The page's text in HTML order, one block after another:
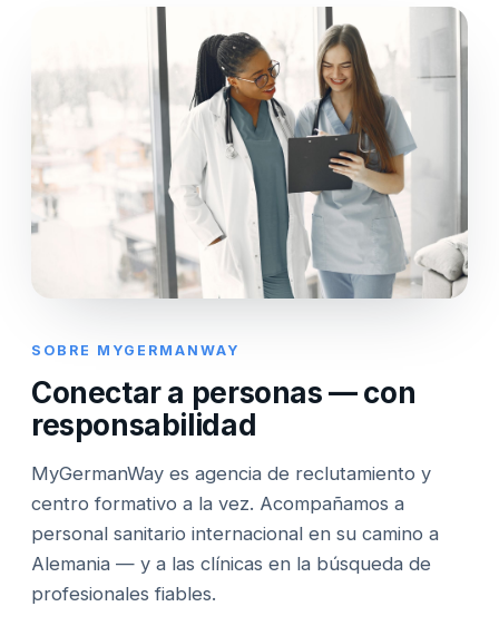
SOBRE MYGERMANWAY
Conectar a personas — con
responsabilidad
MyGermanWay es agencia de reclutamiento y
centro formativo a la vez. Acompañamos a
personal sanitario internacional en su camino a
Alemania — y a las clínicas en la búsqueda de
profesionales fiables.